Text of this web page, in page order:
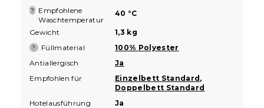
?
Empfohlene
Waschtemperatur
40 °C
Gewicht 1,3 kg
? Füllmaterial
100% Polyester
Antiallergisch
Ja
Empfohlen für
Einzelbett Standard ,
Doppelbett Standard
Hotelausführung
Ja